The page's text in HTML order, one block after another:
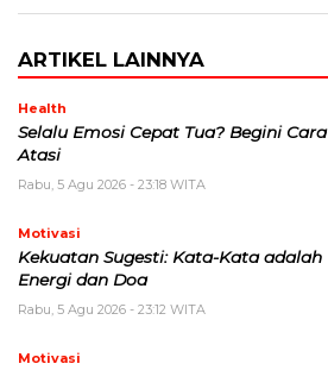
ARTIKEL LAINNYA
Health
Selalu Emosi Cepat Tua? Begini Cara
Atasi
Rabu, 5 Agu 2026 - 23:18 WITA
Motivasi
Kekuatan Sugesti: Kata-Kata adalah
Energi dan Doa
Rabu, 5 Agu 2026 - 23:12 WITA
Motivasi